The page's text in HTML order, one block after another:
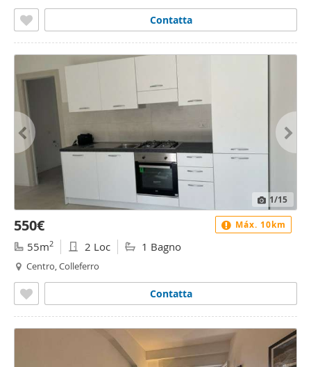
Contatta
1/15
550€
55m2 2 Loc 1 Bagno
Centro, Colleferro
Contatta
Máx. 10km